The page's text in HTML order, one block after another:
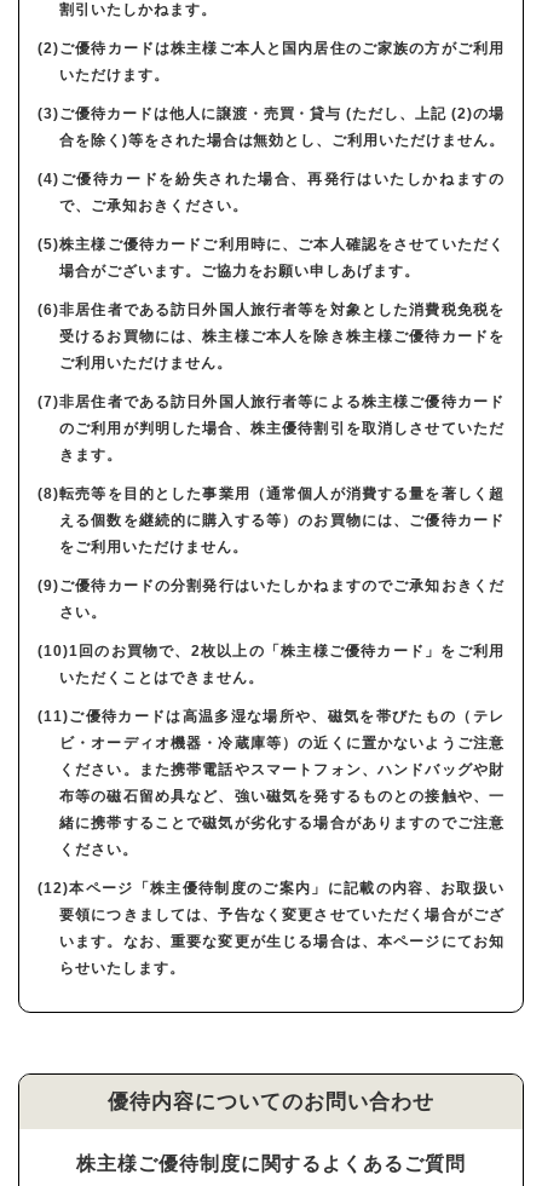
割引いたしかねます。
(2)ご優待カードは株主様ご本人と国内居住のご家族の方がご利用
いただけます。
(3)ご優待カードは他人に譲渡・売買・貸与 (ただし、上記 (2)の場
合を除く)等をされた場合は無効とし、ご利用いただけません。
(4)ご優待カードを紛失された場合、再発行はいたしかねますの
で、ご承知おきください。
(5)株主様ご優待カードご利用時に、ご本人確認をさせていただく
場合がございます。ご協力をお願い申しあげます。
(6)非居住者である訪日外国人旅行者等を対象とした消費税免税を
受けるお買物には、株主様ご本人を除き株主様ご優待カードを
ご利用いただけません。
(7)非居住者である訪日外国人旅行者等による株主様ご優待カード
のご利用が判明した場合、株主優待割引を取消しさせていただ
きます。
(8)転売等を目的とした事業用（通常個人が消費する量を著しく超
える個数を継続的に購入する等）のお買物には、ご優待カード
をご利用いただけません。
(9)ご優待カードの分割発行はいたしかねますのでご承知おきくだ
さい。
(10)1回のお買物で、2枚以上の「株主様ご優待カード」をご利用
いただくことはできません。
(11)ご優待カードは高温多湿な場所や、磁気を帯びたもの（テレ
ビ・オーディオ機器・冷蔵庫等）の近くに置かないようご注意
ください。また携帯電話やスマートフォン、ハンドバッグや財
布等の磁石留め具など、強い磁気を発するものとの接触や、一
緒に携帯することで磁気が劣化する場合がありますのでご注意
ください。
(12)本ページ「株主優待制度のご案内」に記載の内容、お取扱い
要領につきましては、予告なく変更させていただく場合がござ
います。なお、重要な変更が生じる場合は、本ページにてお知
らせいたします。
優待内容についてのお問い合わせ
株主様ご優待制度に関するよくあるご質問